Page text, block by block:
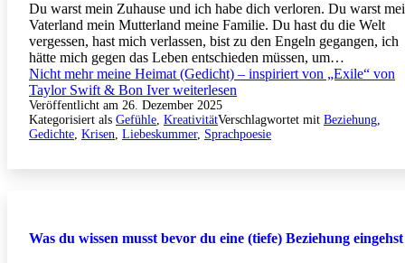
Du warst mein Zuhause und ich habe dich verloren. Du warst
Vaterland mein Mutterland meine Familie. Du hast du die Welt
vergessen, hast mich verlassen, bist zu den Engeln gegangen, ich
hätte mich gegen das Leben entschieden müssen, um…
Nicht mehr meine Heimat (Gedicht) – inspiriert von „Exile“ von
Taylor Swift & Bon Iverweiterlesen
Veröffentlicht am 26. Dezember 2025
Kategorisiert als Gefühle, KreativitätVerschlagwortet mit Beziehung,
Gedichte, Krisen, Liebeskummer, Sprachpoesie
Was du wissen musst bevor du eine (tiefe) Beziehung eingehst